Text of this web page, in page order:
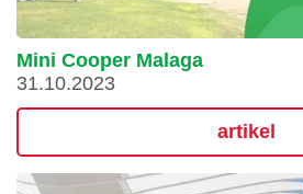
Mini Cooper Malaga
31.10.2023
artikel